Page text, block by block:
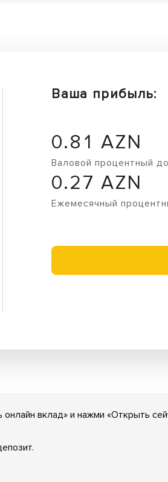
Ваша прибыль:
0.81 AZN
Валовой процентный
0.27 AZN
Ежемесячный
вклад» и нажми «Открыть